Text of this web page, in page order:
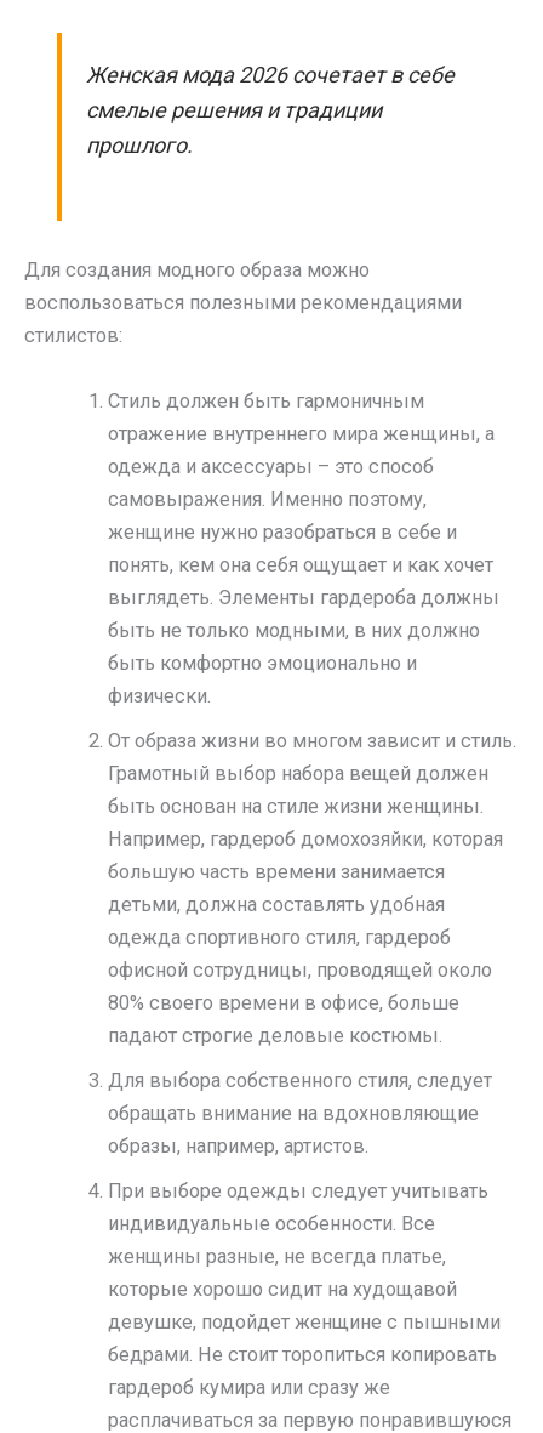
Женская мода 2026 сочетает в себе
смелые решения и традиции
прошлого.
Для создания модного образа можно
воспользоваться полезными рекомендациями
стилистов:
Стиль должен быть гармоничным
отражение внутреннего мира женщины, а
одежда и аксессуары – это способ
самовыражения. Именно поэтому,
женщине нужно разобраться в себе и
понять, кем она себя ощущает и как хочет
выглядеть. Элементы гардероба должны
быть не только модными, в них должно
быть комфортно эмоционально и
физически.
От образа жизни во многом зависит и стиль.
Грамотный выбор набора вещей должен
быть основан на стиле жизни женщины.
Например, гардероб домохозяйки, которая
большую часть времени занимается
детьми, должна составлять удобная
одежда спортивного стиля, гардероб
офисной сотрудницы, проводящей около
80% своего времени в офисе, больше
падают строгие деловые костюмы.
Для выбора собственного стиля, следует
обращать внимание на вдохновляющие
образы, например, артистов.
При выборе одежды следует учитывать
индивидуальные особенности. Все
женщины разные, не всегда платье,
которые хорошо сидит на худощавой
девушке, подойдет женщине с пышными
бедрами. Не стоит торопиться копировать
гардероб кумира или сразу же
расплачиваться за первую понравившуюся